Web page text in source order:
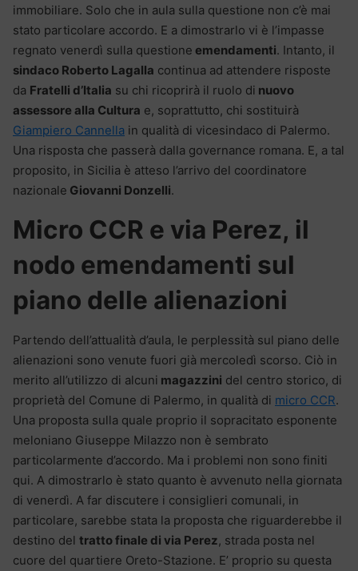
immobiliare. Solo che in aula sulla questione non c’è mai
stato particolare accordo. E a dimostrarlo vi è l’impasse
regnato venerdì sulla questione emendamenti. Intanto, il
sindaco Roberto Lagalla continua ad attendere risposte
da Fratelli d’Italia su chi ricoprirà il ruolo di nuovo
assessore alla Cultura e, soprattutto, chi sostituirà
Giampiero Cannella in qualità di vicesindaco di Palermo.
Una risposta che passerà dalla governance romana. E, a tal
proposito, in Sicilia è atteso l’arrivo del coordinatore
nazionale Giovanni Donzelli.
Micro CCR e via Perez, il
nodo emendamenti sul
piano delle alienazioni
Partendo dell’attualità d’aula, le perplessità sul piano delle
alienazioni sono venute fuori già mercoledì scorso. Ciò in
merito all’utilizzo di alcuni magazzini del centro storico, di
proprietà del Comune di Palermo, in qualità di micro CCR.
Una proposta sulla quale proprio il sopracitato esponente
meloniano Giuseppe Milazzo non è sembrato
particolarmente d’accordo. Ma i problemi non sono finiti
qui. A dimostrarlo è stato quanto è avvenuto nella giornata
di venerdì. A far discutere i consiglieri comunali, in
particolare, sarebbe stata la proposta che riguarderebbe il
destino del tratto finale di via Perez, strada posta nel
cuore del quartiere Oreto-Stazione. E’ proprio su questa